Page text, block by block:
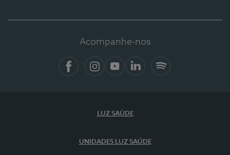
Acompanhe-nos
LUZ SAÚDE
UNIDADES LUZ SAÚDE